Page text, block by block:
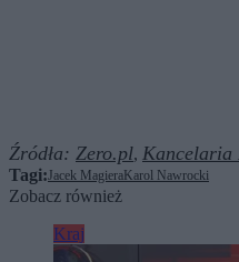
Źródła: Zero.pl, Kancelaria
Tagi:Jacek Magiera Karol Nawrocki
Zobacz również
Kraj